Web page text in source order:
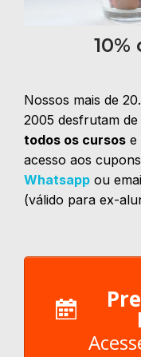
Nossos mais de
2005 desfrutam de
todos os cursos e
acesso aos
Whatsapp ou
(válido para ex-